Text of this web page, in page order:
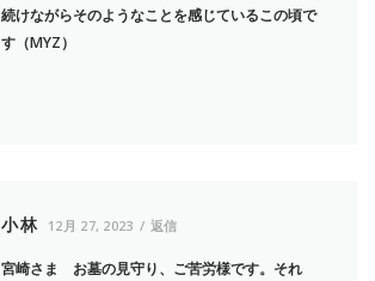
続けながらそのようなことを感じているこの頃で
す（MYZ）
小林 12月 27, 2023 返信
宮崎さま お墓の見守り、ご苦労様です。それ